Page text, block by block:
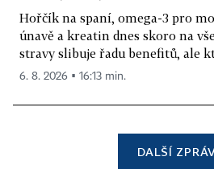
Hořčík na spaní, omega-3 pro
únavě a kreatin dnes skoro na
stravy slibuje řadu benefitů, ale
6. 8. 2026 ▪ 16:13 min.
DALŠÍ